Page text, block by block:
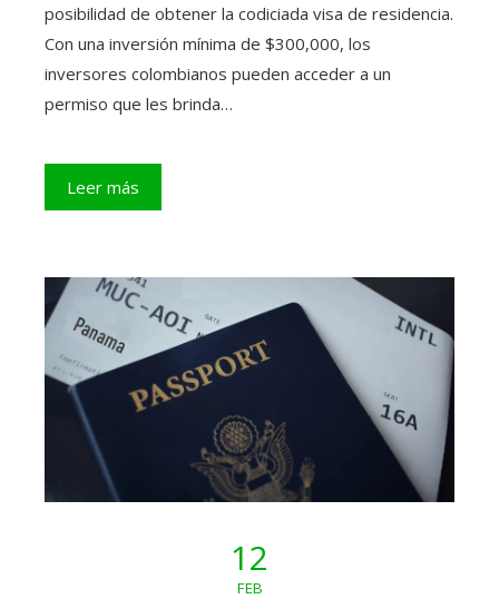
posibilidad de obtener la codiciada visa de residencia.
Con una inversión mínima de $300,000, los
inversores colombianos pueden acceder a un
permiso que les brinda…
Leer más
12
FEB